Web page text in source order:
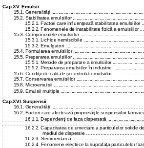
Cap.XV. Emulsii
15.1. Generalităţi
15.2. Stabilitatea emulsiilor
15.2.1. Factori care influenţează stabilitatea emulsiilor
15.2.2. Fenomenele de instabilitate fizică a emulsiilor
15.3. Componentele emulsiilor
15.3.1. Lichide nemiscibile
15.3.2. Emulgatori
15.4. Formularea emulsiilor
15.5. Prepararea emulsiilor
15.5.1. Metode de preparare a emulsiilor
15.5.2. Prepararea emulsiilor în industrie
15.6. Condiţii de calitate şi controlul emulsiilor
15.7. Conservarea emulsiilor
15.8. Microemulsii
15.9. Emulsii multiple
Cap.XVI. Suspensii
16.1. Generalităţi
16.2. Factori care afectează proprietăţile suspensiilor
16.1.1. Dependenţi de faza dispersată
16.2.2. Capacitatea de umectare a particulelor solide
mediul de dispersie
16.2.3. Sedimentarea
16.2.4. Fenomene electrice la suprafaţa particulelor